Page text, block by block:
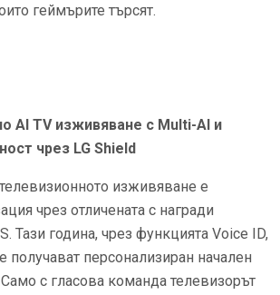
геймърите търсят.
AI TV изживяване с Multi-AI и
чрез LG Shield
изживяване е
чрез отличената с награди
Тази година, чрез функцията Voice ID,
получават персонализиран начален
Само с гласова команда телевизорът